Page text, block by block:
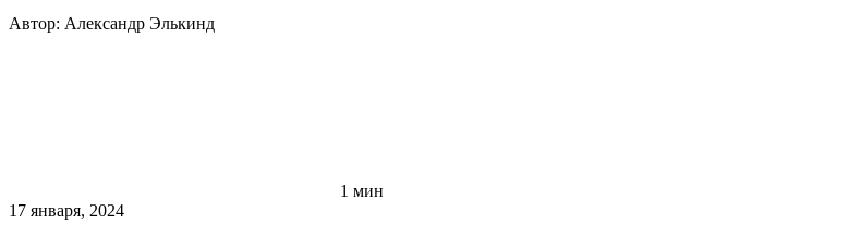
Автор: Александр Элькинд
1 мин
17 января, 2024